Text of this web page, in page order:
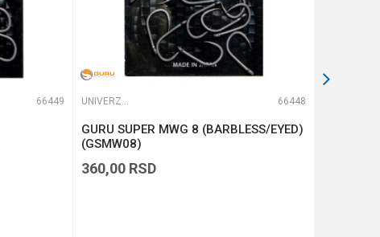
66449 UNIVERZALNE UDICE 66448
GURU SUPER MWG 8 (BARBLESS/EYED)
(GSMW08)
360,00 RSD